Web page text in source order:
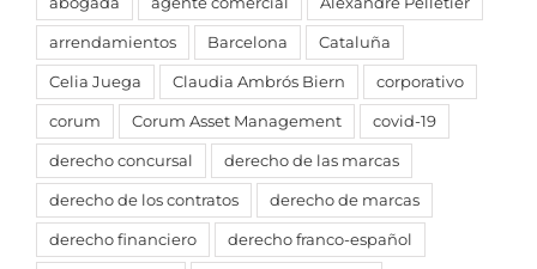
arrendamientos Barcelona Cataluña
Celia Juega Claudia Ambrós Biern corporativo
corum Corum Asset Management covid-19
derecho concursal derecho de las marcas
derecho de los contratos derecho de marcas
derecho financiero derecho franco-español